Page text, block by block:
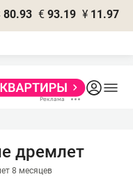
80.93 € 93.19 ¥ 11.97
дремлет
8 месяцев